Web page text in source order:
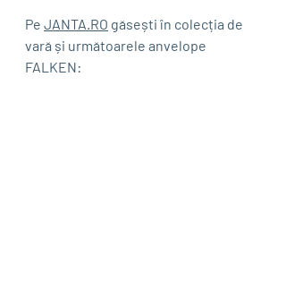
Pe JANTA.RO găsești în colecția de
vară și următoarele anvelope
FALKEN: